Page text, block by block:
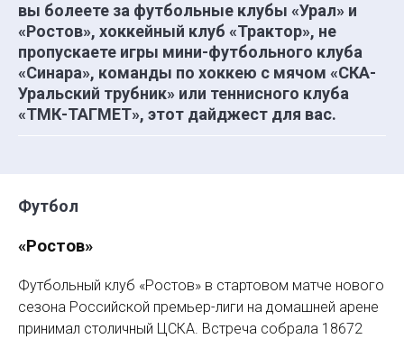
вы болеете за футбольные клубы «Урал» и
«Ростов», хоккейный клуб «Трактор», не
пропускаете игры мини-футбольного клуба
«Синара», команды по хоккею с мячом «СКА-
Уральский трубник» или теннисного клуба
«ТМК-ТАГМЕТ», этот дайджест для вас.
Футбол
«Ростов»
Футбольный клуб «Ростов» в стартовом матче нового
сезона Российской премьер-лиги на домашней арене
принимал столичный ЦСКА. Встреча собрала 18672